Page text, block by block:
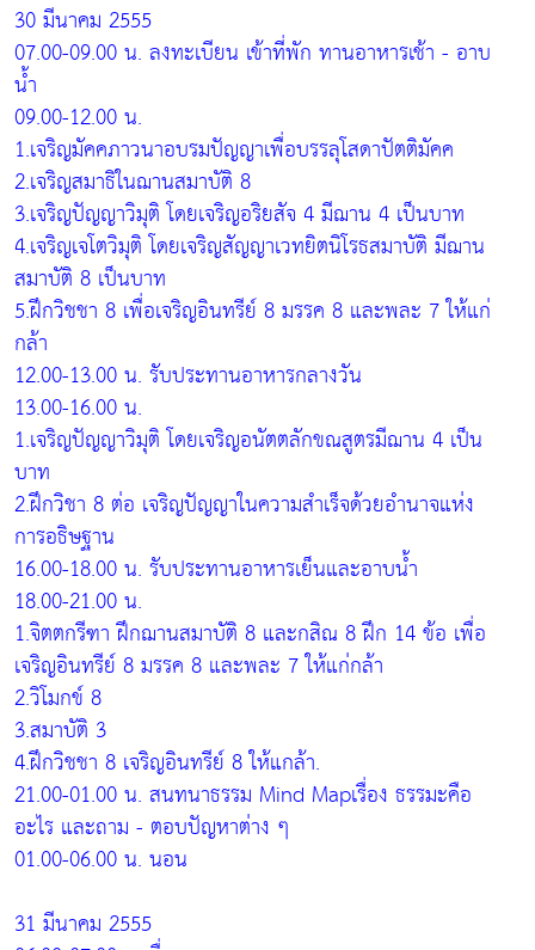
30 มีนาคม 2555
07.00-09.00 น. ลงทะเบียน เข้าที่พัก ทานอาหารเช้า - อาบ
น้ำ
09.00-12.00 น.
1.เจริญมัคคภาวนาอบรมปัญญาเพื่อบรรลุโสดาปัตติมัคค
2.เจริญสมาธิในฌานสมาบัติ 8
3.เจริญปัญญาวิมุติ โดยเจริญอริยสัจ 4 มีฌาน 4 เป็นบาท
4.เจริญเจโตวิมุติ โดยเจริญสัญญาเวทยิตนิโรธสมาบัติ มีฌาน
สมาบัติ 8 เป็นบาท
5.ฝึกวิชชา 8 เพื่อเจริญอินทรีย์ 8 มรรค 8 และพละ 7 ให้แก่
กล้า
12.00-13.00 น. รับประทานอาหารกลางวัน
13.00-16.00 น.
1.เจริญปัญญาวิมุติ โดยเจริญอนัตตลักขณสูตรมีฌาน 4 เป็น
บาท
2.ฝึกวิชา 8 ต่อ เจริญปัญญาในความสำเร็จด้วยอำนาจแห่ง
การอธิษฐาน
16.00-18.00 น. รับประทานอาหารเย็นและอาบน้ำ
18.00-21.00 น.
1.จิตตกรีฑา ฝึกฌานสมาบัติ 8 และกสิณ 8 ฝึก 14 ข้อ เพื่อ
เจริญอินทรีย์ 8 มรรค 8 และพละ 7 ให้แก่กล้า
2.วิโมกข์ 8
3.สมาบัติ 3
4.ฝึกวิชชา 8 เจริญอินทรีย์ 8 ให้แกล้า.
21.00-01.00 น. สนทนาธรรม Mind Mapเรื่อง ธรรมะคือ
อะไร และถาม - ตอบปัญหาต่าง ๆ
01.00-06.00 น. นอน
31 มีนาคม 2555